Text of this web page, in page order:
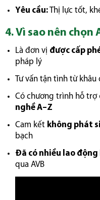
Yêu cầu:Thị lực tốt,
4. Vì sao nên chọn
Là đơn vị được cấp
pháp lý
Tư vấn tận tình từ
Có chương trình hỗ trợ
nghề A–Z
Cam kết không phát
bạch
Đã có nhiều lao động
qua AVB